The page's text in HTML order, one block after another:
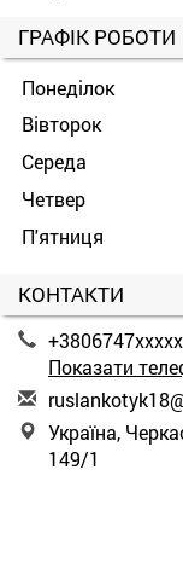
ГРАФІК РОБОТИ
Понеділок
Вівторок
Середа
Четвер
П'ятниця
КОНТАКТИ
+3806747xxxxx
Показати
ruslankotyk18
Україна,
149/1